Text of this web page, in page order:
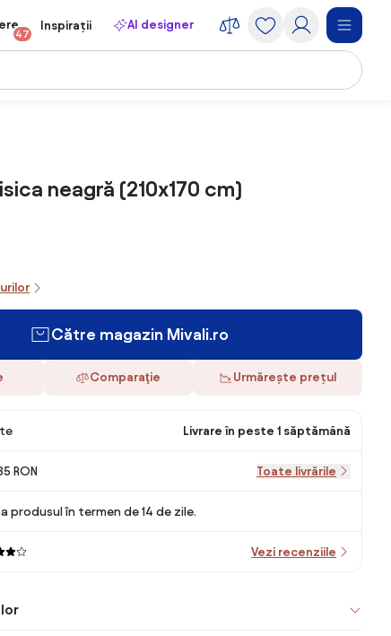
47
Inspirații AI designer
neagră (210x170 cm)
Către magazin Mivali.ro
Comparaţie Urmărește prețul
Livrare în peste 1 săptămână
RON Toate livrările
produsul în termen de 14 de zile.
Vezi recenziile